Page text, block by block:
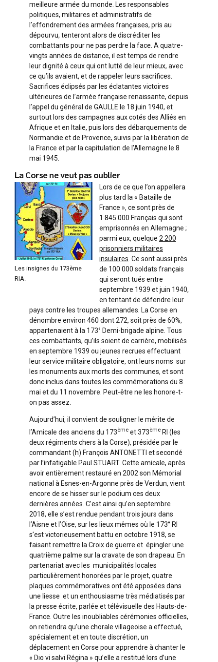
meilleure armée du monde. Les responsables
politiques, militaires et administratifs de
l’effondrement des armées françaises, pris au
dépourvu, tenteront alors de discréditer les
combattants pour ne pas perdre la face. A quatre-
vingts années de distance, il est temps de rendre
leur dignité à ceux qui ont lutté de leur mieux, avec
ce qu’ils avaient, et de rappeler leurs sacrifices.
Sacrifices éclipsés par les éclatantes victoires
ultérieures de l’armée française renaissante, depuis
l’appel du général de GAULLE le 18 juin 1940, et
surtout lors des campagnes aux cotés des Alliés en
Afrique et en Italie, puis lors des débarquements de
Normandie et de Provence, suivis par la libération de
la France et par la capitulation de l’Allemagne le 8
mai 1945.
La Corse ne veut pas oublier
Les insignes du 173ème
RIA.
Lors de ce que l’on appellera
plus tard la « Bataille de
France », ce sont près de
1 845 000 Français qui sont
emprisonnés en Allemagne ;
parmi eux, quelque 2 200
prisonniers militaires
insulaires . Ce sont aussi près
de 100 000 soldats français
qui seront tués entre
septembre 1939 et juin 1940,
en tentant de défendre leur
pays contre les troupes allemandes. La Corse en
dénombre environ 460 dont 272, soit près de 60%,
appartenaient à la 173° Demi-brigade alpine. Tous
ces combattants, qu’ils soient de carrière, mobilisés
en septembre 1939 ou jeunes recrues effectuant
leur service militaire obligatoire, ont leurs noms sur
les monuments aux morts des communes, et sont
donc inclus dans toutes les commémorations du 8
mai et du 11 novembre. Peut-être ne les honore-t-
on pas assez.
Aujourd’hui, il convient de souligner le mérite de
l’Amicale des anciens du 173ème et 373ème RI (les
deux régiments chers à la Corse), présidée par le
commandant (h) François ANTONETTI et secondé
par l’infatigable Paul STUART. Cette amicale, après
avoir entièrement restauré en 2002 son Mémorial
national à Esnes-en-Argonne près de Verdun, vient
encore de se hisser sur le podium ces deux
dernières années. C’est ainsi qu’en septembre
2018, elle s’est rendue pendant trois jours dans
l’Aisne et l’Oise, sur les lieux mêmes où le 173° RI
s’est victorieusement battu en octobre 1918, se
faisant remettre la Croix de guerre et épingler une
quatrième palme sur la cravate de son drapeau. En
partenariat avec les municipalités locales
particulièrement honorées par le projet, quatre
plaques commémoratives ont été apposées dans
une liesse et un enthousiasme très médiatisés par
la presse écrite, parlée et télévisuelle des Hauts-de-
France. Outre les inoubliables cérémonies officielles,
on retiendra qu’une chorale villageoise a effectué,
spécialement et en toute discrétion, un
déplacement en Corse pour apprendre à chanter le
« Dio vi salvi Régina » qu’elle a restitué lors d’une